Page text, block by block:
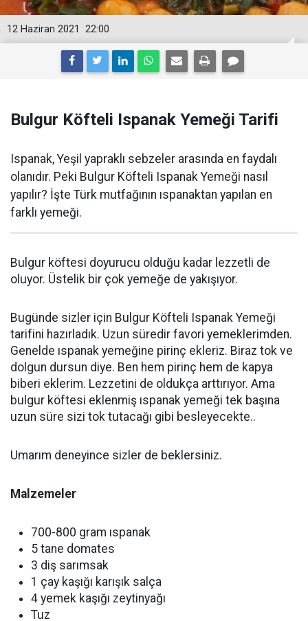
22:00
12 Haziran 2021
Bulgur Köfteli Ispanak Yemeği Tarifi
Ispanak, Yeşil yapraklı sebzeler arasında en faydalı
olanıdır. Peki Bulgur Köfteli Ispanak Yemeği nasıl
yapılır? İşte Türk mutfağının ıspanaktan yapılan en
farklı yemeği.
Bulgur köftesi doyurucu olduğu kadar lezzetli de
oluyor. Üstelik bir çok yemeğe de yakışıyor.
Bugünde sizler için Bulgur Köfteli Ispanak Yemeği
tarifini hazırladık. Uzun süredir favori yemeklerimden.
Genelde ıspanak yemeğine pirinç ekleriz. Biraz tok ve
dolgun dursun diye. Ben hem pirinç hem de kapya
biberi eklerim. Lezzetini de oldukça arttırıyor. Ama
bulgur köftesi eklenmiş ıspanak yemeği tek başına
uzun süre sizi tok tutacağı gibi besleyecekte..
Umarım deneyince sizler de beklersiniz.
Malzemeler
700-800 gram ıspanak
5 tane domates
3 diş sarımsak
1 çay kaşığı karışık salça
4 yemek kaşığı zeytinyağı
Tuz